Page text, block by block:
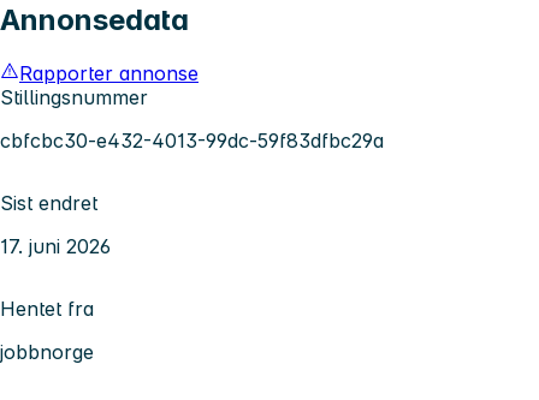
Annonsedata
Rapporter annonse
Stillingsnummer
cbfcbc30-e432-4013-99dc-59f83dfbc29a
Sist endret
17. juni 2026
Hentet fra
jobbnorge